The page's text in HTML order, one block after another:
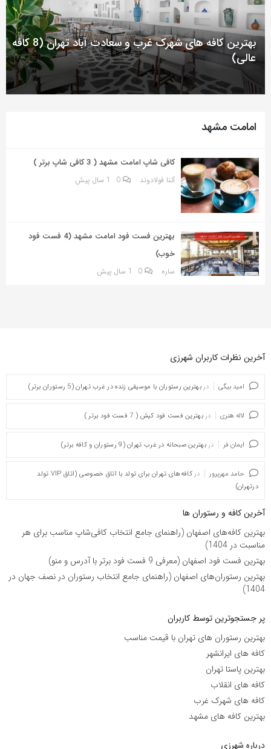
کپی
لینک
بهترین کافه های شهرک غرب و سعادت آباد تهران (8 کافه
عالی)
امامت مشهد
کافی شاپ امامت مشهد ( 3 کافی شاپ برتر )
آتنا فولادوند 0 1 سال پیش
بهترین فست فود امامت مشهد (4 فست فود
خوب)
ساره 0 1 سال پیش
آخرین نظرات کاربران شهرزی
امید بیگی در بهترین رستوران با موسیقی زنده در غرب تهران (5 رستوران برتر)
لاله هنری در بهترین فست فود کیش ( 7 فست فود برتر )
ایمان فر در بهترین صبحانه در غرب تهران (9 رستوران و کافه برتر)
حامد مهرپرور در
کافه‌های تهران برای تولد با اتاق خصوصی (اتاق VIP تولد
درتهران)
آخرین کافه و رستوران ها
بهترین کافه‌های اصفهان (راهنمای جامع انتخاب کافی‌شاپ مناسب برای هر
مناسبت در 1404)
بهترین فست فود اصفهان (معرفی 9 فست فود برتر با آدرس و منو)
بهترین رستوران‌های اصفهان (راهنمای جامع انتخاب رستوران در نصف جهان در
1404)
پر جستجوترین توسط کاربران
بهترین رستوران های تهران با قیمت مناسب
کافه های ایرانشهر
بهترین پاستا تهران
کافه های انقلاب
کافه های شهرک غرب
بهترین کافه های مشهد
درباره شهرزی